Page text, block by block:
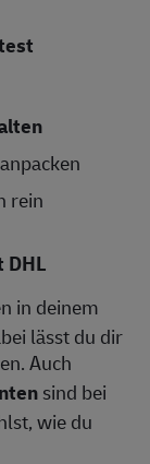
rein
DHL
in deinem
lässt du dir
Auch
sind bei
wie du